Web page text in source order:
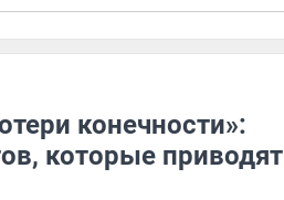
конечности»:
которые приводят